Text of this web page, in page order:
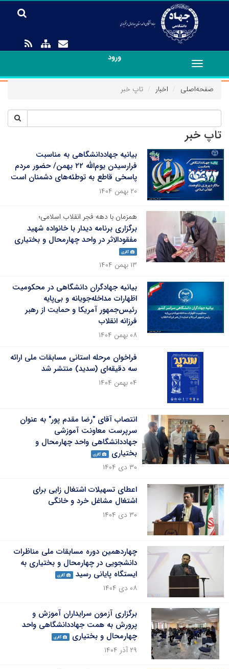
ورود
Toggle
navigation
صفحه‌اصلی
اخبار تاپ خبر
تاپ خبر
بیانیه جهاددانشگاهی به مناسبت
فرارسیدن یوم‌الله ۲۲ بهمن/ حضور مردم
پاسخی قاطع به توطئه‌های دشمنان است
۲۰ بهمن ۱۴۰۴
همزمان با دهه فجر انقلاب اسلامی؛
برگزاری برنامه دیدار با خانواده شهید
مفقودالاثر در واحد چهارمحال و بختیاری
گالری
۱۳ بهمن ۱۴۰۴
بیانیه جهادگران دانشگاهی در محکومیت
اظهارات مداخله‌جویانه و بی‌پایه
رئیس‌جمهور آمریکا و حمایت از رهبر
فرزانه انقلاب
۰۸ بهمن ۱۴۰۴
فراخوان مرحله استانی مسابقات ملی ارائه
سه دقیقه‌ای (سدید) منتشر شد
۰۴ بهمن ۱۴۰۴
انتصاب آقای "رضا مقدم پور" به عنوان
سرپرست معاونت آموزشی
جهاددانشگاهی واحد چهارمحال و
بختیاری
گالری
۳۰ دی ۱۴۰۴
اعطای تسهیلات اشتغال زایی برای
اشتغال مشاغل خرد و خانگی
۳۰ دی ۱۴۰۴
چهاردهمین دوره مسابقات ملی مناظرات
دانشجویی در چهارمحال و بختیاری به
ایستگاه پایانی رسید
گالری
۰۸ دی ۱۴۰۴
برگزاری آزمون سرایداران آموزش و
پرورش به همت جهاددانشگاهی واحد
چهارمحال و بختیاری
گالری
۲۹ آذر ۱۴۰۴